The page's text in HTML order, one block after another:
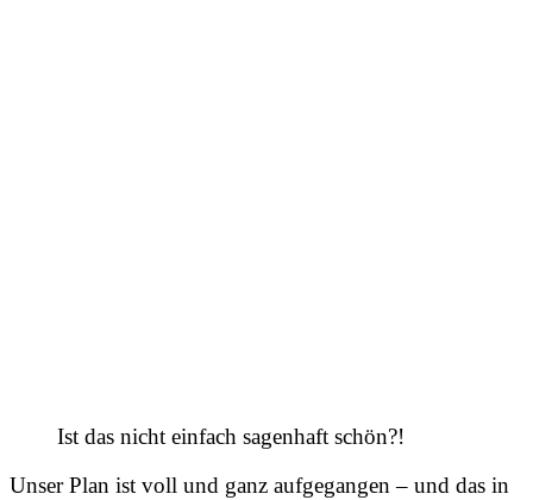
Ist das nicht einfach sagenhaft schön?!
Unser Plan ist voll und ganz aufgegangen – und das in